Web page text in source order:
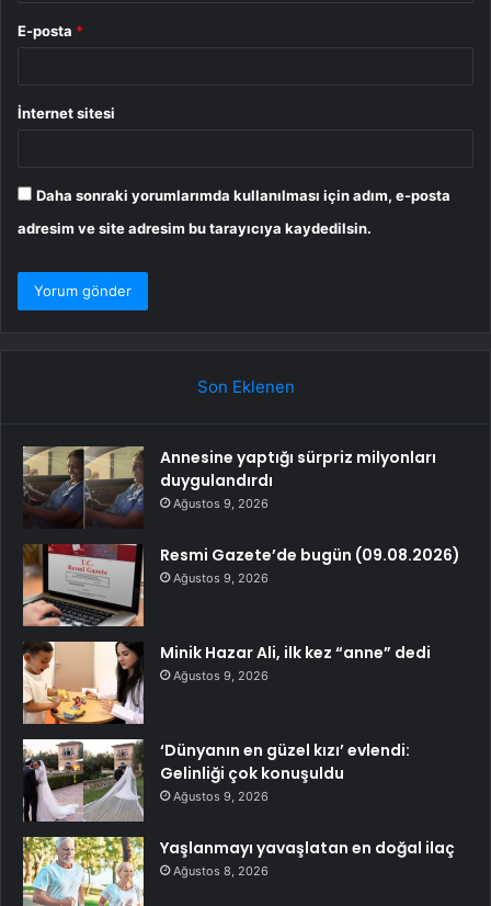
E-posta *
İnternet sitesi
Daha sonraki yorumlarımda kullanılması için adım, e-posta
adresim ve site adresim bu tarayıcıya kaydedilsin.
Son Eklenen
Annesine yaptığı sürpriz milyonları
duygulandırdı
Ağustos 9, 2026
Resmi Gazete’de bugün (09.08.2026)
Ağustos 9, 2026
Minik Hazar Ali, ilk kez “anne” dedi
Ağustos 9, 2026
‘Dünyanın en güzel kızı’ evlendi:
Gelinliği çok konuşuldu
Ağustos 9, 2026
Yaşlanmayı yavaşlatan en doğal ilaç
Ağustos 8, 2026